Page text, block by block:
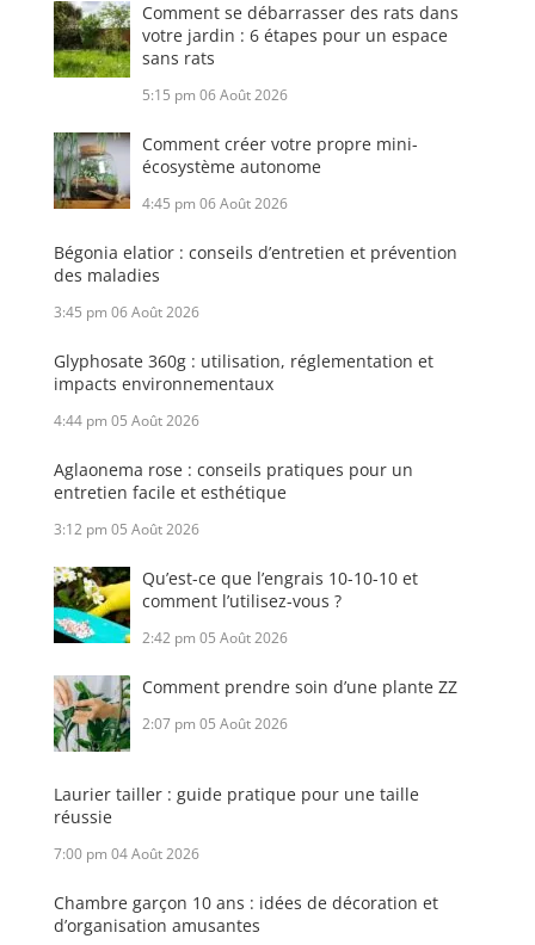
Comment se débarrasser des rats dans
votre jardin : 6 étapes pour un espace
sans rats
5:15 pm 06 Août 2026
Comment créer votre propre mini-
écosystème autonome
4:45 pm 06 Août 2026
Bégonia elatior : conseils d’entretien et prévention
des maladies
3:45 pm 06 Août 2026
Glyphosate 360g : utilisation, réglementation et
impacts environnementaux
4:44 pm 05 Août 2026
Aglaonema rose : conseils pratiques pour un
entretien facile et esthétique
3:12 pm 05 Août 2026
Qu’est-ce que l’engrais 10-10-10 et
comment l’utilisez-vous ?
2:42 pm 05 Août 2026
Comment prendre soin d’une plante ZZ
2:07 pm 05 Août 2026
Laurier tailler : guide pratique pour une taille
réussie
7:00 pm 04 Août 2026
Chambre garçon 10 ans : idées de décoration et
d’organisation amusantes